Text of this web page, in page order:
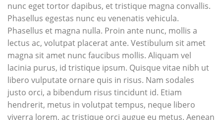
nunc eget tortor dapibus, et tristique magna convallis.
Phasellus egestas nunc eu venenatis vehicula.
Phasellus et magna nulla. Proin ante nunc, mollis a
lectus ac, volutpat placerat ante. Vestibulum sit amet
magna sit amet nunc faucibus mollis. Aliquam vel
lacinia purus, id tristique ipsum. Quisque vitae nibh ut
libero vulputate ornare quis in risus. Nam sodales
justo orci, a bibendum risus tincidunt id. Etiam
hendrerit, metus in volutpat tempus, neque libero
viverra lorem, ac tristique orci augue eu metus. Aenean